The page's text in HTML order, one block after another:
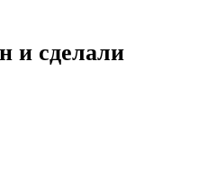
и сделали